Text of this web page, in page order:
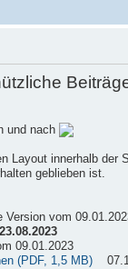
und nach
Layout innerhalb
geblieben ist.
Version vom
09.01.2023
(PDF, 1,5 MB)